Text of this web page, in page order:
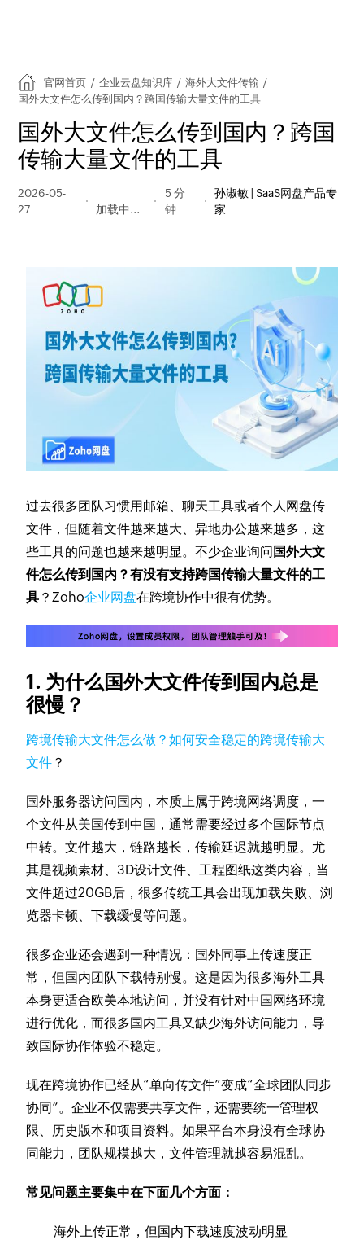
官网首页 / 企业云盘知识库 / 海外大文件传输 /
国外大文件怎么传到国内？跨国传输大量文件的工具
国外大文件怎么传到国内？跨国
传输大量文件的工具
2026-05-
27
量
5 分
钟
孙淑敏 | SaaS网盘产品专
家
过去很多团队习惯用邮箱、聊天工具或者个人网盘传
文件，但随着文件越来越大、异地办公越来越多，这
些工具的问题也越来越明显。不少企业询问 国外大文
件怎么传到国内？有没有支持跨国传输大量文件的工
具 ？Zoho企业网盘在跨境协作中很有优势。
1. 为什么国外大文件传到国内总是
很慢？
跨境传输大文件怎么做？如何安全稳定的跨境传输大
文件 ？
国外服务器访问国内，本质上属于跨境网络调度，一
个文件从美国传到中国，通常需要经过多个国际节点
中转。文件越大，链路越长，传输延迟就越明显。尤
其是视频素材、3D设计文件、工程图纸这类内容，当
文件超过20GB后，很多传统工具会出现加载失败、浏
览器卡顿、下载缓慢等问题。
很多企业还会遇到一种情况：国外同事上传速度正
常，但国内团队下载特别慢。这是因为很多海外工具
本身更适合欧美本地访问，并没有针对中国网络环境
进行优化，而很多国内工具又缺少海外访问能力，导
致国际协作体验不稳定。
现在跨境协作已经从“单向传文件”变成“全球团队同步
协同”。企业不仅需要共享文件，还需要统一管理权
限、历史版本和项目资料。如果平台本身没有全球协
同能力，团队规模越大，文件管理就越容易混乱。
常见问题主要集中在下面几个方面：
海外上传正常，但国内下载速度波动明显